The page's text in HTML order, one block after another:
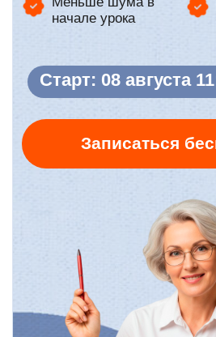
нейротетрадь с упражнениями
для уроков
Кому подойдёт?